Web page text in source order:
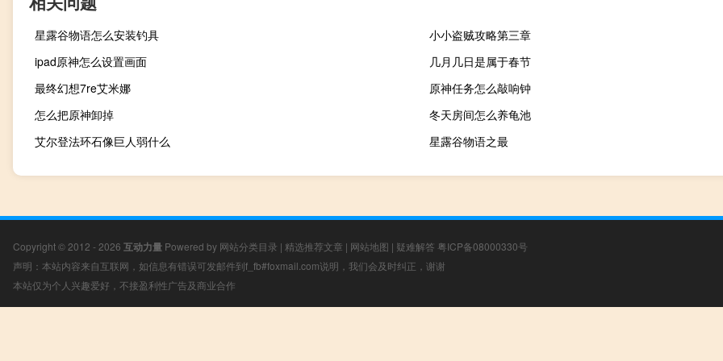
星露谷物语怎么安装钓具
小小盗贼攻略第三章
ipad原神怎么设置画面
几月几日是属于春节
最终幻想7re艾米娜
原神任务怎么敲响钟
怎么把原神卸掉
冬天房间怎么养龟池
艾尔登法环石像巨人弱什么
星露谷物语之最
Copyright © 2012 - 2026 互动力量 Powered by 网站分类目录 | 精选推荐文章 | 网站地图 | 疑难解答 粤ICP备08000330号
声明：本站内容来自互联网，如信息有错误可发邮件到f_fb#foxmail.com说明，我们会及时纠正，谢谢
本站仅为个人兴趣爱好，不接盈利性广告及商业合作